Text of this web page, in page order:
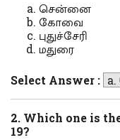
சென்னை
கோவை
புதுச்சேரி
மதுரை
Select Answer : a.
2. Which one is
19?